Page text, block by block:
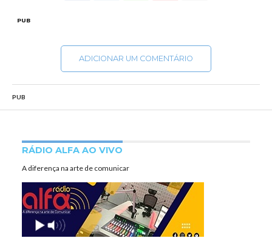
PUB
ADICIONAR UM COMENTÁRIO
PUB
RÁDIO ALFA AO VIVO
A diferença na arte de comunicar